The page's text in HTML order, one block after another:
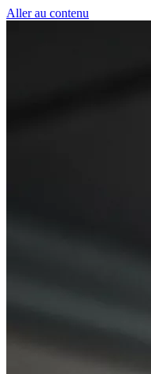
Aller au contenu
Panneau de gestion des cookies